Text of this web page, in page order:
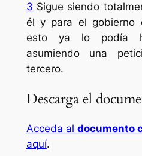
3 Sigue siendo
él y para el gobierno
esto ya lo podía
asumiendo una
tercero.
Descarga el
Acceda al documento
aquí.